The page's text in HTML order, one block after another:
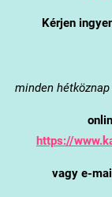
Kérjen
minden
https://
vagy e-